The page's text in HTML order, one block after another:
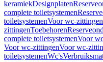
keramiekDesignplaten
complete toiletsystemen
toiletsystemenVoor wc-zittingen
zittingenToebehoren
complete toiletsystemenVoor
Voor wc-zittingenVoor wc-
toiletsystemenWc's